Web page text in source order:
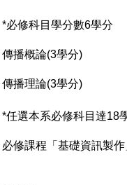
*必修科目學分數6學分
傳播概論(3學分)
傳播理論(3學分)
*任選本系必修科目達18
必修課程「基礎資訊製